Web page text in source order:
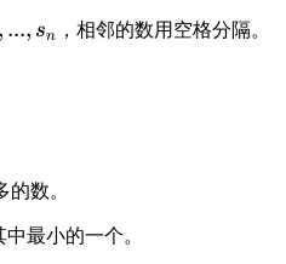
, ..., sn ，相邻的数用空格分隔。
数。
最小的一个。